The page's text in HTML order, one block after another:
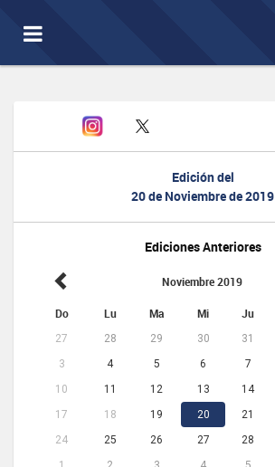
Toggle
navigation
Edición del
20 de Noviembre de 2019
Ediciones Anteriores
Noviembre 2019
Do Lu Ma Mi Ju
27 28 29 30 31
3
4 5 6 7
10
11 12 13 14
17
18 19 20 21
24
25 26 27 28